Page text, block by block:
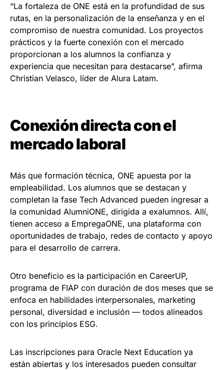
“La fortaleza de ONE está en la profundidad de sus
rutas, en la personalización de la enseñanza y en el
compromiso de nuestra comunidad. Los proyectos
prácticos y la fuerte conexión con el mercado
proporcionan a los alumnos la confianza y
experiencia que necesitan para destacarse”, afirma
Christian Velasco, líder de Alura Latam.
Conexión directa con el
mercado laboral
Más que formación técnica, ONE apuesta por la
empleabilidad. Los alumnos que se destacan y
completan la fase Tech Advanced pueden ingresar a
la comunidad AlumniONE, dirigida a exalumnos. Allí,
tienen acceso a EmpregaONE, una plataforma con
oportunidades de trabajo, redes de contacto y apoyo
para el desarrollo de carrera.
Otro beneficio es la participación en CareerUP,
programa de FIAP con duración de dos meses que se
enfoca en habilidades interpersonales, marketing
personal, diversidad e inclusión — todos alineados
con los principios ESG.
Las inscripciones para Oracle Next Education ya
están abiertas y los interesados pueden consultar